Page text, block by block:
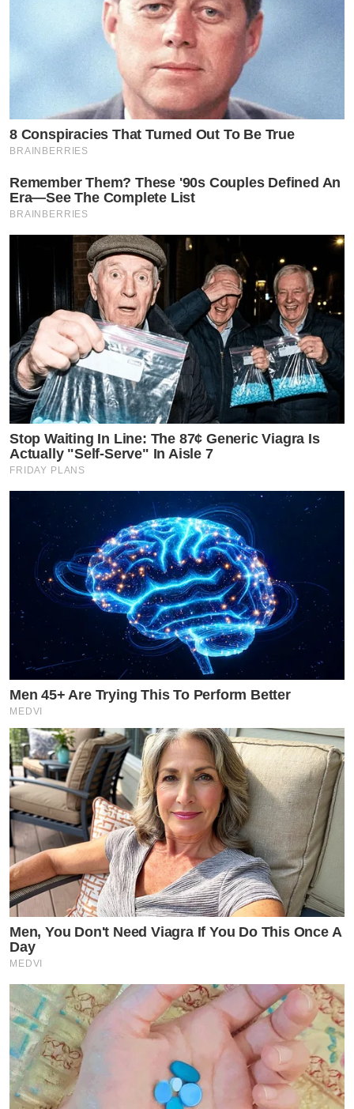
8 Conspiracies That Turned Out To Be True
BRAINBERRIES
Remember Them? These '90s Couples Defined An
Era—See The Complete List
BRAINBERRIES
Stop Waiting In Line: The 87¢ Generic Viagra Is
Actually "Self-Serve" In Aisle 7
FRIDAY PLANS
Men 45+ Are Trying This To Perform Better
MEDVI
Men, You Don't Need Viagra If You Do This Once A
Day
MEDVI